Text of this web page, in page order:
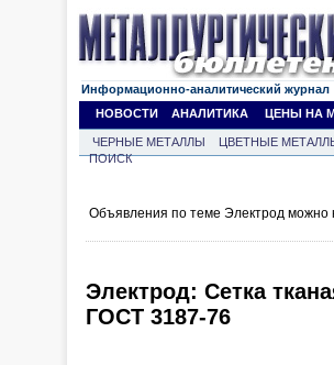
Информационно-аналитический журнал
НОВОСТИ
АНАЛИТИКА ЦЕНЫ НА
ЧЕРНЫЕ МЕТАЛЛЫ ЦВЕТНЫЕ
ПОИСК
Объявления по теме Электрод можно
Электрод: Сетка
ГОСТ 3187-76